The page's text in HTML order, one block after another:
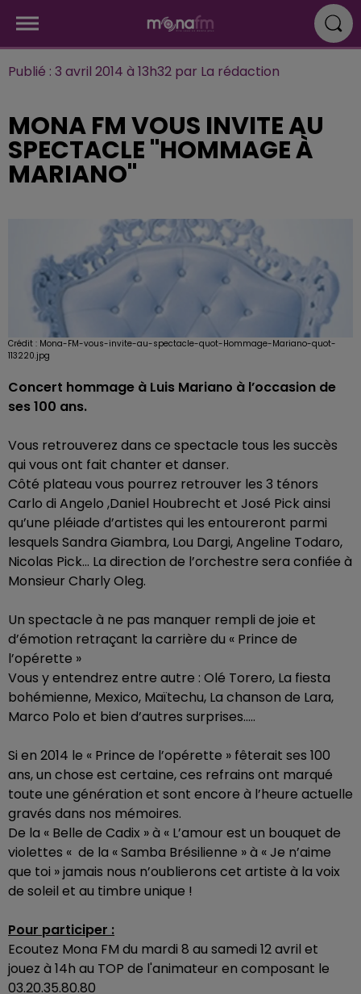
Publié : 3 avril 2014 à 13h32 par La rédaction
MONA FM VOUS INVITE AU
SPECTACLE "HOMMAGE À
MARIANO"
Crédit : Mona-FM-vous-invite-au-spectacle-quot-Hommage-Mariano-quot-
113220.jpg
Concert hommage à Luis Mariano à l’occasion de
ses 100 ans.
Vous retrouverez dans ce spectacle tous les succès
qui vous ont fait chanter et danser.
Côté plateau vous pourrez retrouver les 3 ténors
Carlo di Angelo ,Daniel Houbrecht et José Pick ainsi
qu’une pléiade d’artistes qui les entoureront parmi
lesquels Sandra Giambra, Lou Dargi, Angeline Todaro,
Nicolas Pick… La direction de l’orchestre sera confiée à
Monsieur Charly Oleg.
Un spectacle à ne pas manquer rempli de joie et
d’émotion retraçant la carrière du « Prince de
l’opérette »
Vous y entendrez entre autre : Olé Torero, La fiesta
bohémienne, Mexico, Maïtechu, La chanson de Lara,
Marco Polo et bien d’autres surprises…..
Si en 2014 le « Prince de l’opérette » fêterait ses 100
ans, un chose est certaine, ces refrains ont marqué
toute une génération et sont encore à l’heure actuelle
gravés dans nos mémoires.
De la « Belle de Cadix » à « L’amour est un bouquet de
violettes « de la « Samba Brésilienne » à « Je n’aime
que toi » jamais nous n’oublierons cet artiste à la voix
de soleil et au timbre unique !
Pour participer :
Ecoutez Mona FM du mardi 8 au samedi 12 avril et
jouez à 14h au TOP de l'animateur en composant le
03.20.35.80.80